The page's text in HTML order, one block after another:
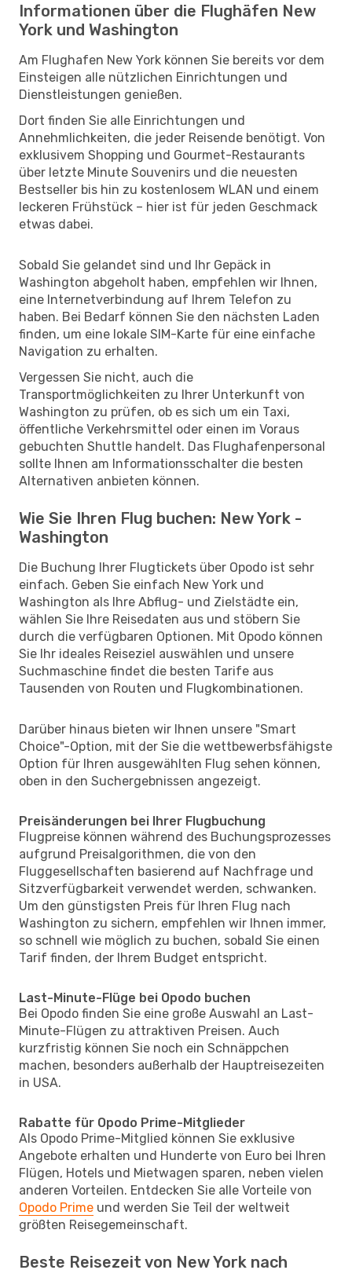
Informationen über die Flughäfen New
York und Washington
Am Flughafen New York können Sie bereits vor dem
Einsteigen alle nützlichen Einrichtungen und
Dienstleistungen genießen.
Dort finden Sie alle Einrichtungen und
Annehmlichkeiten, die jeder Reisende benötigt. Von
exklusivem Shopping und Gourmet-Restaurants
über letzte Minute Souvenirs und die neuesten
Bestseller bis hin zu kostenlosem WLAN und einem
leckeren Frühstück – hier ist für jeden Geschmack
etwas dabei.
Sobald Sie gelandet sind und Ihr Gepäck in
Washington abgeholt haben, empfehlen wir Ihnen,
eine Internetverbindung auf Ihrem Telefon zu
haben. Bei Bedarf können Sie den nächsten Laden
finden, um eine lokale SIM-Karte für eine einfache
Navigation zu erhalten.
Vergessen Sie nicht, auch die
Transportmöglichkeiten zu Ihrer Unterkunft von
Washington zu prüfen, ob es sich um ein Taxi,
öffentliche Verkehrsmittel oder einen im Voraus
gebuchten Shuttle handelt. Das Flughafenpersonal
sollte Ihnen am Informationsschalter die besten
Alternativen anbieten können.
Wie Sie Ihren Flug buchen: New York -
Washington
Die Buchung Ihrer Flugtickets über Opodo ist sehr
einfach. Geben Sie einfach New York und
Washington als Ihre Abflug- und Zielstädte ein,
wählen Sie Ihre Reisedaten aus und stöbern Sie
durch die verfügbaren Optionen. Mit Opodo können
Sie Ihr ideales Reiseziel auswählen und unsere
Suchmaschine findet die besten Tarife aus
Tausenden von Routen und Flugkombinationen.
Darüber hinaus bieten wir Ihnen unsere "Smart
Choice"-Option, mit der Sie die wettbewerbsfähigste
Option für Ihren ausgewählten Flug sehen können,
oben in den Suchergebnissen angezeigt.
Preisänderungen bei Ihrer Flugbuchung
Flugpreise können während des Buchungsprozesses
aufgrund Preisalgorithmen, die von den
Fluggesellschaften basierend auf Nachfrage und
Sitzverfügbarkeit verwendet werden, schwanken.
Um den günstigsten Preis für Ihren Flug nach
Washington zu sichern, empfehlen wir Ihnen immer,
so schnell wie möglich zu buchen, sobald Sie einen
Tarif finden, der Ihrem Budget entspricht.
Last-Minute-Flüge bei Opodo buchen
Bei Opodo finden Sie eine große Auswahl an Last-
Minute-Flügen zu attraktiven Preisen. Auch
kurzfristig können Sie noch ein Schnäppchen
machen, besonders außerhalb der Hauptreisezeiten
in USA.
Rabatte für Opodo Prime-Mitglieder
Als Opodo Prime-Mitglied können Sie exklusive
Angebote erhalten und Hunderte von Euro bei Ihren
Flügen, Hotels und Mietwagen sparen, neben vielen
anderen Vorteilen. Entdecken Sie alle Vorteile von
Opodo Prime und werden Sie Teil der weltweit
größten Reisegemeinschaft.
Beste Reisezeit von New York nach